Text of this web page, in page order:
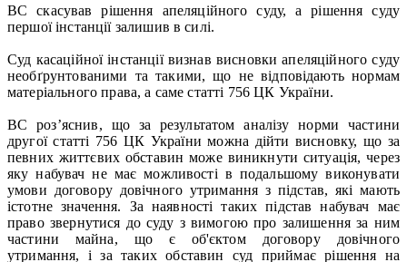
ВС скасував рішення апеляційного суду, а рішення суду
першої інстанції залишив в силі.
Суд касаційної інстанції визнав висновки апеляційного суду
необґрунтованими та такими, що не відповідають нормам
матеріального права, а саме статті 756 ЦК України.
ВС роз’яснив, що за результатом аналізу норми частини
другої статті 756 ЦК України можна дійти висновку, що за
певних життєвих обставин може виникнути ситуація, через
яку набувач не має можливості в подальшому виконувати
умови договору довічного утримання з підстав, які мають
істотне значення. За наявності таких підстав набувач має
право звернутися до суду з вимогою про залишення за ним
частини майна, що є об'єктом договору довічного
утримання, і за таких обставин суд приймає рішення на